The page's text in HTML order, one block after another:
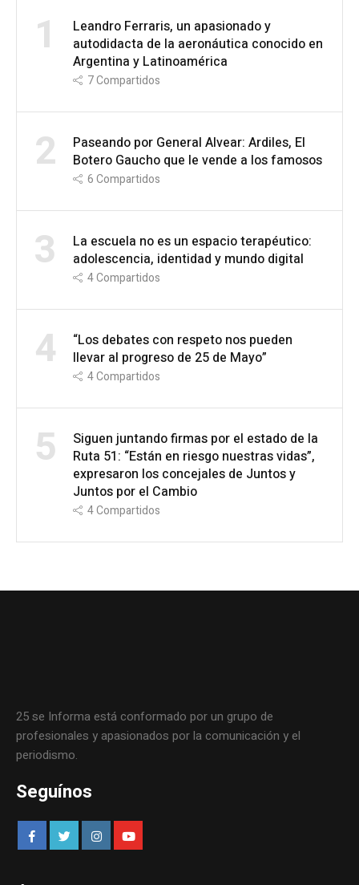
1
Leandro Ferraris, un apasionado y
autodidacta de la aeronáutica conocido en
Argentina y Latinoamérica
7Compartidos
2
Paseando por General Alvear: Ardiles, El
Botero Gaucho que le vende a los famosos
6Compartidos
3
La escuela no es un espacio terapéutico:
adolescencia, identidad y mundo digital
4Compartidos
4
“Los debates con respeto nos pueden
llevar al progreso de 25 de Mayo”
4Compartidos
5
Siguen juntando firmas por el estado de la
Ruta 51: “Están en riesgo nuestras vidas”,
expresaron los concejales de Juntos y
Juntos por el Cambio
4Compartidos
25 se Informa está conformado por un grupo de
profesionales y apasionados por la comunicación y el
periodismo.
Seguínos